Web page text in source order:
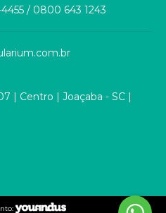
/ 0800 643 1243
| Centro | Joaçaba - SC |